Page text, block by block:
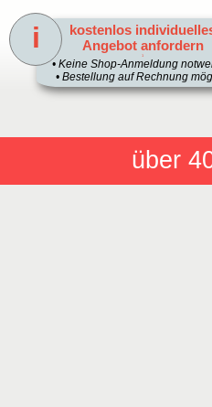
über
kostenlos
Angebot anfordern
1
• Keine Shop-Anmeldung
• Bestellung auf Rechnung
i